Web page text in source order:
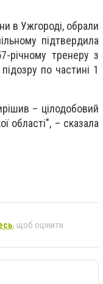
в Ужгороді, обрали
підтвердила
річному тренеру з
по частині 1
– цілодобовий
області", – сказала
, щоб оцінити